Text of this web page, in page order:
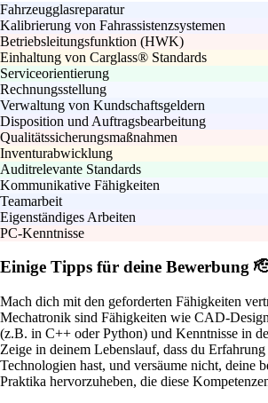
Fahrzeugglasreparatur
Kalibrierung von Fahrassistenzsystemen
Betriebsleitungsfunktion (HWK)
Einhaltung von Carglass® Standards
Serviceorientierung
Rechnungsstellung
Verwaltung von Kundschaftsgeldern
Disposition und Auftragsbearbeitung
Qualitätssicherungsmaßnahmen
Inventurabwicklung
Auditrelevante Standards
Kommunikative Fähigkeiten
Teamarbeit
Eigenständiges Arbeiten
PC-Kenntnisse
Einige Tipps für deine Bewerbung
Mach dich mit den geforderten Fähigkeiten
Mechatronik sind Fähigkeiten wie CAD-
(z.B. in C++ oder Python) und Kenntnisse in
Zeige in deinem Lebenslauf, dass du Erfahrung
Technologien hast, und versäume nicht, deine
Praktika hervorzuheben, die diese